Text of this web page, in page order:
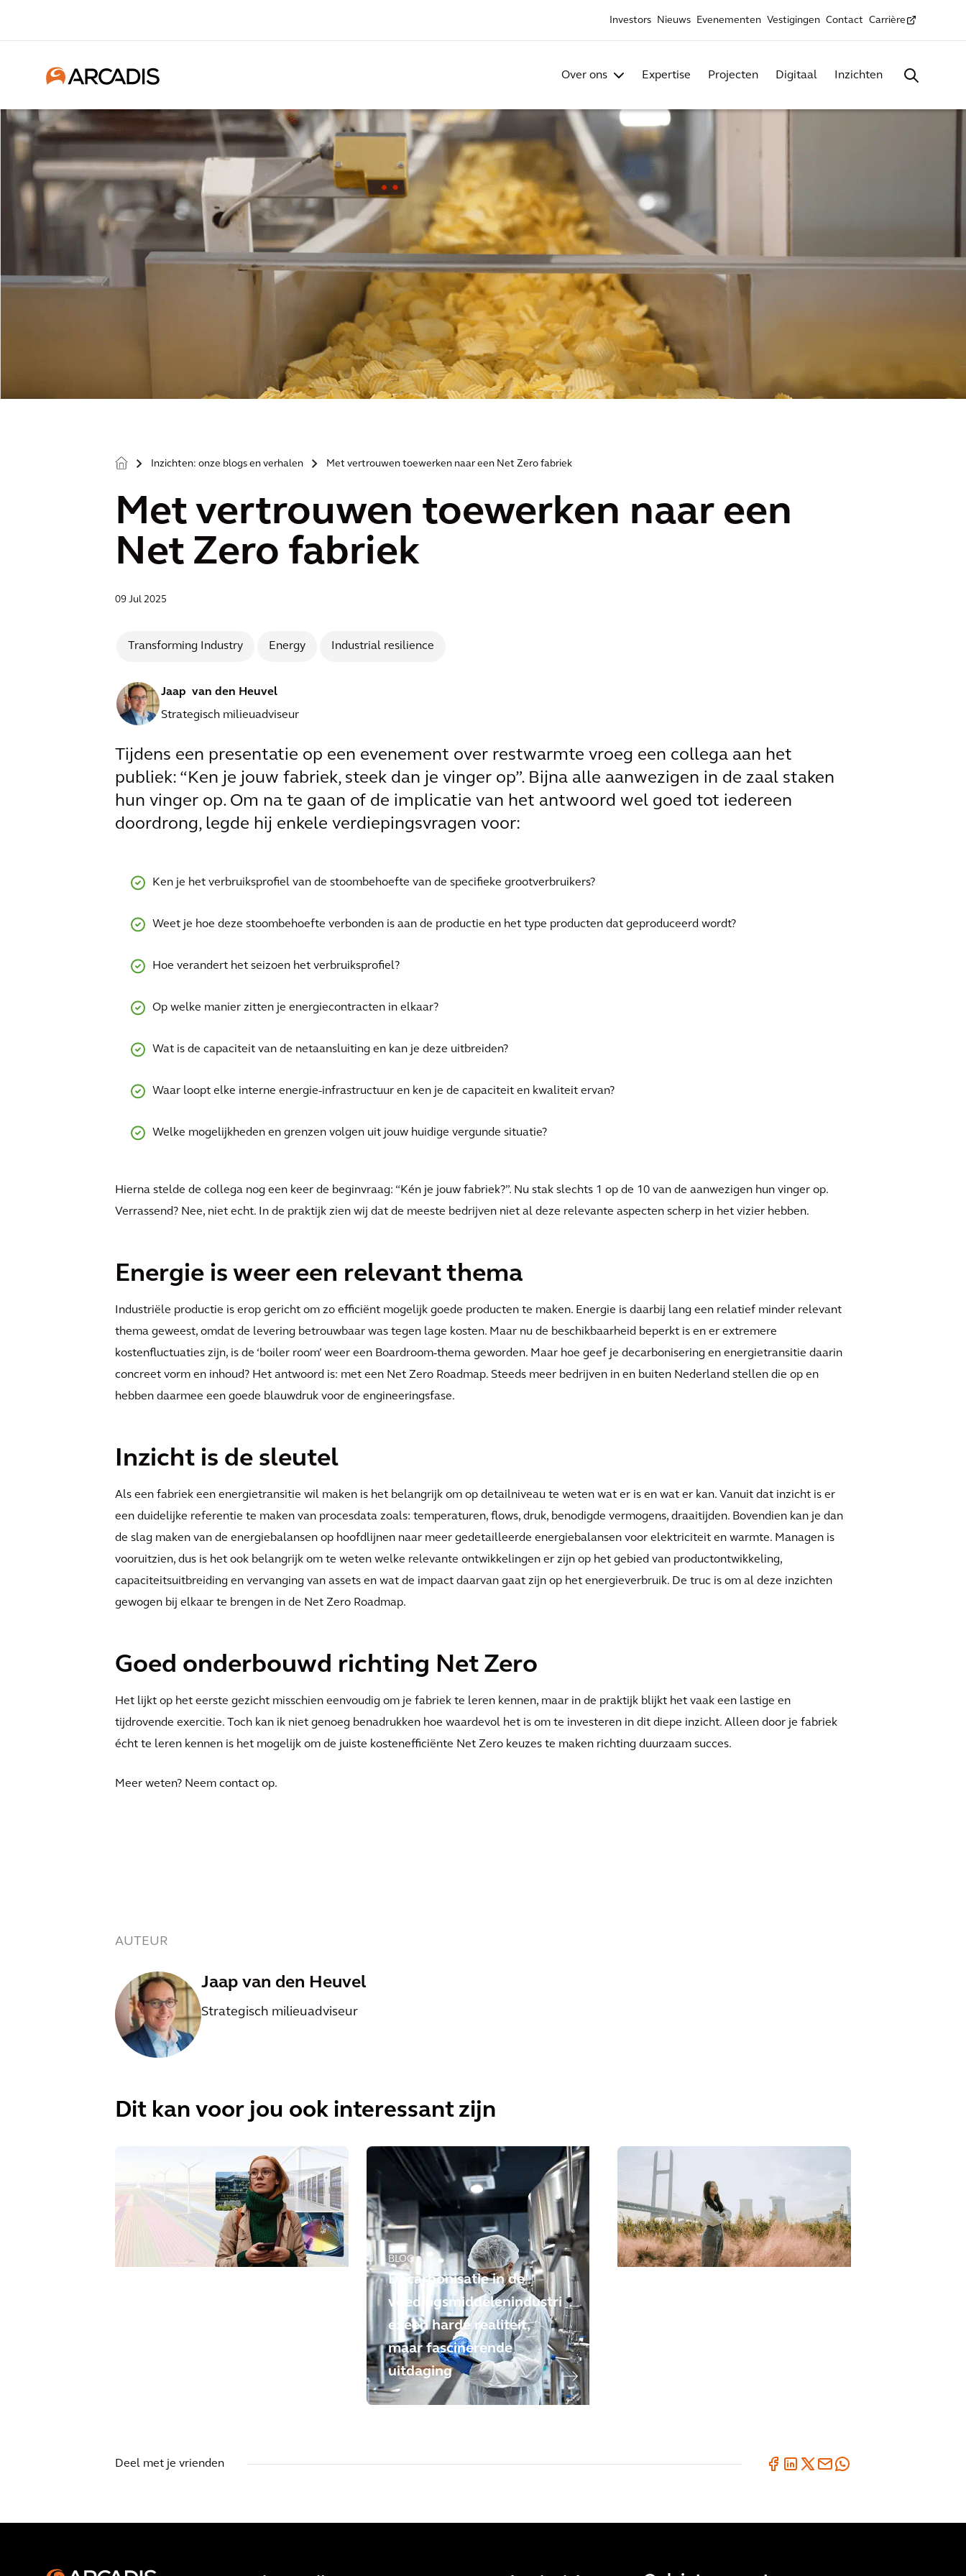
Investors Nieuws Evenementen Vestigingen Contact Carrière
Over ons Expertise Projecten Digitaal Inzichten
> Inzichten: onze blogs en verhalen > Met vertrouwen toewerken naar een Net Zero fabriek
Met vertrouwen toewerken naar een
Net Zero fabriek
09 Jul 2025
Transforming Industry Energy Industrial resilience
Jaap van den Heuvel
Strategisch milieuadviseur
Tijdens een presentatie op een evenement over restwarmte vroeg een collega aan het
publiek: “Ken je jouw fabriek, steek dan je vinger op”. Bijna alle aanwezigen in de zaal staken
hun vinger op. Om na te gaan of de implicatie van het antwoord wel goed tot iedereen
doordrong, legde hij enkele verdiepingsvragen voor:
Ken je het verbruiksprofiel van de stoombehoefte van de specifieke grootverbruikers?
Weet je hoe deze stoombehoefte verbonden is aan de productie en het type producten dat geproduceerd wordt?
Hoe verandert het seizoen het verbruiksprofiel?
Op welke manier zitten je energiecontracten in elkaar?
Wat is de capaciteit van de netaansluiting en kan je deze uitbreiden?
Waar loopt elke interne energie-infrastructuur en ken je de capaciteit en kwaliteit ervan?
Welke mogelijkheden en grenzen volgen uit jouw huidige vergunde situatie?
Hierna stelde de collega nog een keer de beginvraag: “Kén je jouw fabriek?”. Nu stak slechts 1 op de 10 van de aanwezigen hun vinger op.
Verrassend? Nee, niet echt. In de praktijk zien wij dat de meeste bedrijven niet al deze relevante aspecten scherp in het vizier hebben.
Energie is weer een relevant thema
Industriële productie is erop gericht om zo efficiënt mogelijk goede producten te maken. Energie is daarbij lang een relatief minder relevant
thema geweest, omdat de levering betrouwbaar was tegen lage kosten. Maar nu de beschikbaarheid beperkt is en er extremere
kostenfluctuaties zijn, is de ‘boiler room’ weer een Boardroom-thema geworden. Maar hoe geef je decarbonisering en energietransitie daarin
concreet vorm en inhoud? Het antwoord is: met een Net Zero Roadmap. Steeds meer bedrijven in en buiten Nederland stellen die op en
hebben daarmee een goede blauwdruk voor de engineeringsfase.
Inzicht is de sleutel
Als een fabriek een energietransitie wil maken is het belangrijk om op detailniveau te weten wat er is en wat er kan. Vanuit dat inzicht is er
een duidelijke referentie te maken van procesdata zoals: temperaturen, flows, druk, benodigde vermogens, draaitijden. Bovendien kan je dan
de slag maken van de energiebalansen op hoofdlijnen naar meer gedetailleerde energiebalansen voor elektriciteit en warmte. Managen is
vooruitzien, dus is het ook belangrijk om te weten welke relevante ontwikkelingen er zijn op het gebied van productontwikkeling,
capaciteitsuitbreiding en vervanging van assets en wat de impact daarvan gaat zijn op het energieverbruik. De truc is om al deze inzichten
gewogen bij elkaar te brengen in de Net Zero Roadmap.
Goed onderbouwd richting Net Zero
Het lijkt op het eerste gezicht misschien eenvoudig om je fabriek te leren kennen, maar in de praktijk blijkt het vaak een lastige en
tijdrovende exercitie. Toch kan ik niet genoeg benadrukken hoe waardevol het is om te investeren in dit diepe inzicht. Alleen door je fabriek
écht te leren kennen is het mogelijk om de juiste kostenefficiënte Net Zero keuzes te maken richting duurzaam succes.
Meer weten? Neem contact op.
AUTEUR
Jaap van den Heuvel
Strategisch milieuadviseur
Dit kan voor jou ook interessant zijn
BLOG
Decarbonisatie in de
voedingsmiddelenindustri
e: een harde realiteit,
maar fascinerende
uitdaging
Deel met je vrienden